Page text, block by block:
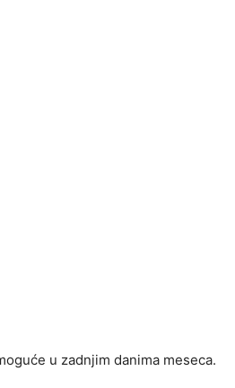
u zadnjim danima meseca.